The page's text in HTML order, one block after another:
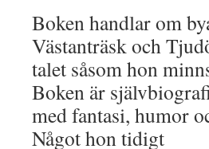
Boken handlar om
Västanträsk och
talet såsom hon
Boken är
med fantasi, humor
Något hon tidigt